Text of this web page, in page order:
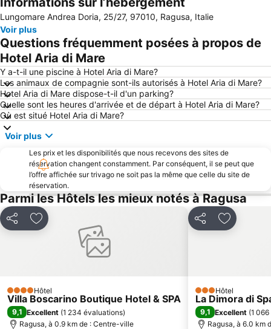
Playa Grande
Donnafugata
Punta Secca
Punta Braccetto
Scoglitti
Late Baroque Towns of the Val di Noto
Porto Turistico di Marina di Ragusa
La cava di Ispica
Santa Maria del Focallo
Réserve naturelle de Vendicari
Lungomare Andrea Doria, 25/27, 97010, Ragusa, Italie
Voir plus
Questions fréquemment posées à propos de
Hotel Aria di Mare
Y a-t-il une piscine à Hotel Aria di Mare?
Les animaux de compagnie sont-ils autorisés à Hotel Aria di Mare?
Hotel Aria di Mare dispose-t-il d'un parking?
Quelle sont les heures d'arrivée et de départ à Hotel Aria di Mare?
Où est situé Hotel Aria di Mare?
Voir plus
Les prix et les disponibilités que nous recevons des sites de
réservation changent constamment. Par conséquent, il se peut que
l’offre affichée sur trivago ne soit pas la même que celle du site de
réservation.
Parmi les Hôtels les mieux notés à Ragusa
PartagerAjouter à mes favoris
4 ÉtoilesHôtel
Villa Boscarino Boutique Hotel & SPA
9,1 Excellent (1 234 évaluations)
Ragusa, à 0.9 km de : Centre-ville
PartagerAjouter à
3 Étoiles
Hôtel
La Dimora di
9,1 Excellent (1
Ragusa, à 6.0 km